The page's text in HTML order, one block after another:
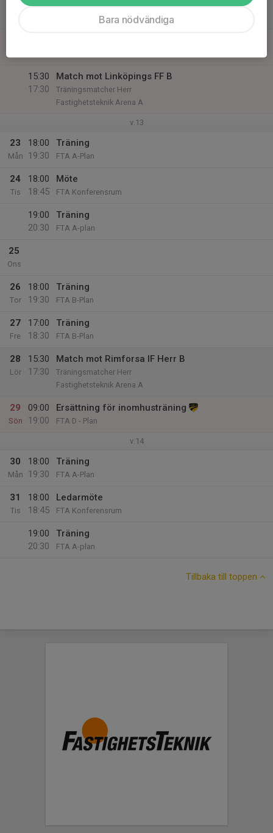
15:30
17:30
Match mot Linköpings FF B
Träningsmatcher Herr
Fastighetsteknik Arena A
v.13
23
Mån
18:00
19:30
Träning
FTA A-Plan
24
Tis
18:00
18:45
Möte
FTA Konferensrum
19:00
20:30
Träning
FTA A-plan
25
Ons
26
Tor
18:00
19:30
Träning
FTA B-Plan
27
Fre
17:00
18:30
Träning
FTA B-Plan
28
Lör
15:30
17:30
Match mot Rimforsa IF Herr B
Träningsmatcher Herr
Fastighetsteknik Arena A
29
Sön
09:00
19:00
Ersättning för inomhusträning
FTA D - Plan
v.14
30
Mån
18:00
19:30
Träning
FTA A-Plan
31
Tis
18:00
18:45
Ledarmöte
FTA Konferensrum
19:00
20:30
Träning
FTA A-plan
Tillbaka till toppen
Bara nödvändiga